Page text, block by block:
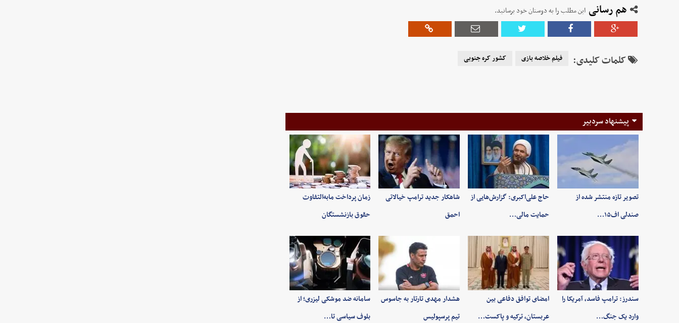
هم رسانی این مطلب را به دوستان خود برسانید.
کلمات کلیدی: فیلم خلاصه بازی کشور کره جنوبی
پیشنهاد سردبیر
تصویر تازه منتشر شده از
صندلی اف۱۵…
حاج علی‌اکبری: گزارش‌هایی از
حمایت مالی…
شاهکار جدید ترامپ خیالاتی
احمق
زمان پرداخت مابه‌التفاوت
حقوق بازنشستگان
سندرز: ترامپ فاسد، آمریکا را
وارد یک جنگ…
امضای توافق دفاعی بین
عربستان، ترکیه و پاکست…
هشدار مهدی تارتار به جاسوس
تیم پرسپولیس
سامانه ضد موشکی لیزری؛ از
بلوف سیاسی تا…